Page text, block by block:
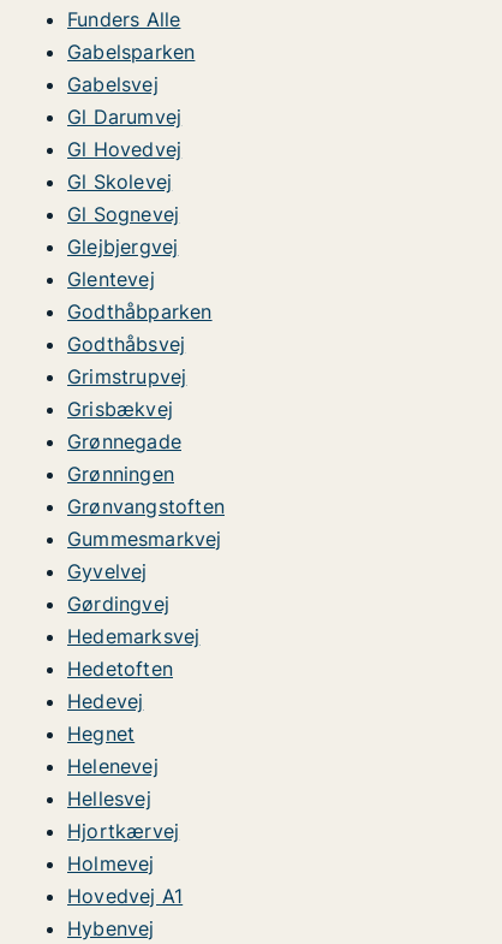
Funders Alle
Gabelsparken
Gabelsvej
Gl Darumvej
Gl Hovedvej
Gl Skolevej
Gl Sognevej
Glejbjergvej
Glentevej
Godthåbparken
Godthåbsvej
Grimstrupvej
Grisbækvej
Grønnegade
Grønningen
Grønvangstoften
Gummesmarkvej
Gyvelvej
Gørdingvej
Hedemarksvej
Hedetoften
Hedevej
Hegnet
Helenevej
Hellesvej
Hjortkærvej
Holmevej
Hovedvej A1
Hybenvej